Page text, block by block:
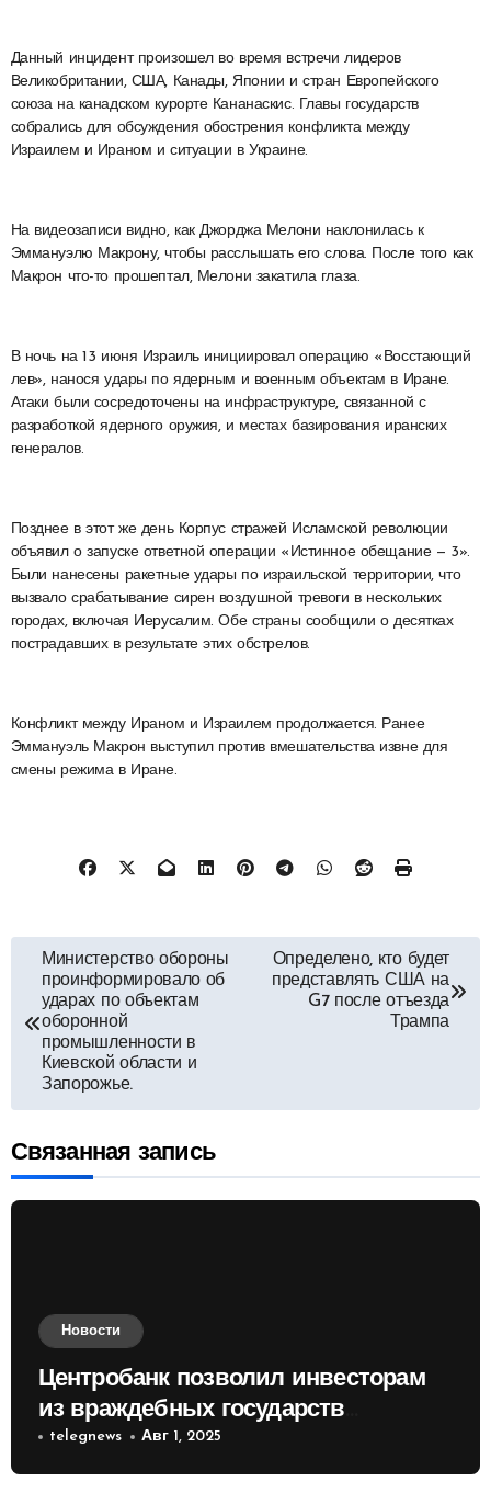
Данный инцидент произошел во время встречи лидеров
Великобритании, США, Канады, Японии и стран Европейского
союза на канадском курорте Кананаскис. Главы государств
собрались для обсуждения обострения конфликта между
Израилем и Ираном и ситуации в Украине.
На видеозаписи видно, как Джорджа Мелони наклонилась к
Эммануэлю Макрону, чтобы расслышать его слова. После того как
Макрон что-то прошептал, Мелони закатила глаза.
В ночь на 13 июня Израиль инициировал операцию «Восстающий
лев», нанося удары по ядерным и военным объектам в Иране.
Атаки были сосредоточены на инфраструктуре, связанной с
разработкой ядерного оружия, и местах базирования иранских
генералов.
Позднее в этот же день Корпус стражей Исламской революции
объявил о запуске ответной операции «Истинное обещание — 3».
Были нанесены ракетные удары по израильской территории, что
вызвало срабатывание сирен воздушной тревоги в нескольких
городах, включая Иерусалим. Обе страны сообщили о десятках
пострадавших в результате этих обстрелов.
Конфликт между Ираном и Израилем продолжается. Ранее
Эммануэль Макрон выступил против вмешательства извне для
смены режима в Иране.
Навигация
по
записям
Министерство обороны
проинформировало об
ударах по объектам
оборонной
промышленности в
Киевской области и
Запорожье.
Определено, кто будет
представлять США на
G7 после отъезда
Трампа
Связанная запись
Новости
Центробанк позволил инвесторам
из враждебных государств
приобретать валюту
telegnews Авг 1, 2025